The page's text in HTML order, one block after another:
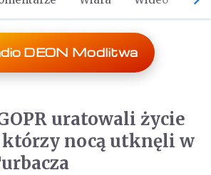
DEON Modlitwa
uratowali życie
nocą utknęli w